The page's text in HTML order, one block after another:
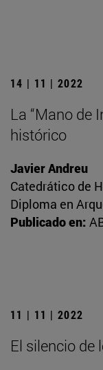
14 | 11 | 2022
La “Mano de
histórico
Javier Andreu
Catedrático de
Diploma en
Publicado en:
11 | 11 | 2022
El silencio de